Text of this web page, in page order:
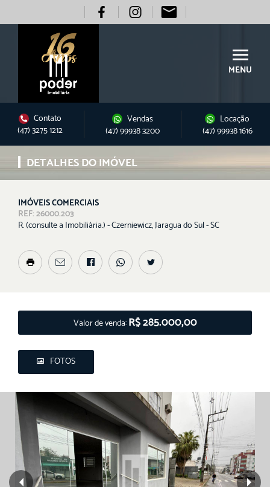
MENU
Contato
(47) 3275 1212
Vendas
(47) 99938 3200
Locação
(47) 99938 1616
DETALHES DO IMÓVEL
IMÓVEIS COMERCIAIS
REF: 26000.203
R. (consulte a Imobiliária.) - Czerniewicz, Jaragua do Sul - SC
FOTOS
Valor de venda:R$ 285.000,00